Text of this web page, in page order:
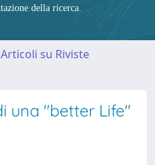
della ricerca.
Articoli su Riviste
una "better Life"